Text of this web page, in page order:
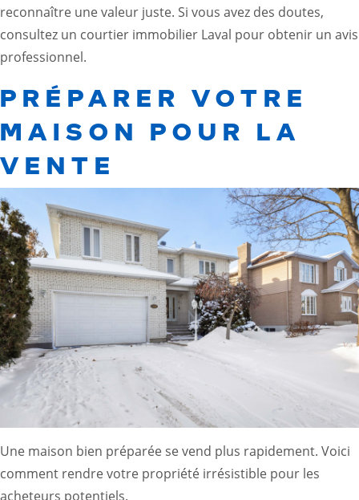
reconnaître une valeur juste. Si vous avez des doutes,
consultez un courtier immobilier Laval pour obtenir un avis
professionnel.
PRÉPARER VOTRE
MAISON POUR LA
VENTE
Une maison bien préparée se vend plus rapidement. Voici
comment rendre votre propriété irrésistible pour les
acheteurs potentiels.